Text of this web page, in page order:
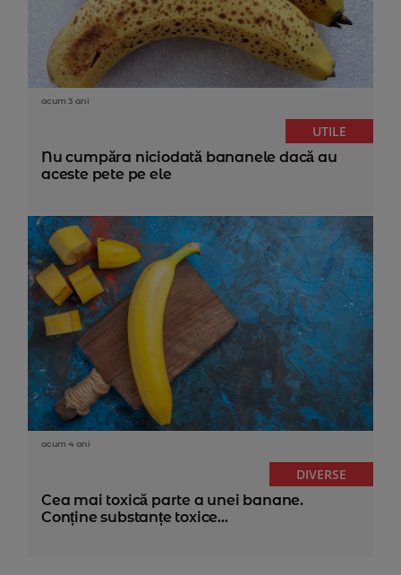
acum 3 ani
UTILE
Nu cumpăra niciodată bananele dacă au
aceste pete pe ele
acum 4 ani
DIVERSE
Cea mai toxică parte a unei banane.
Conține substanțe toxice...